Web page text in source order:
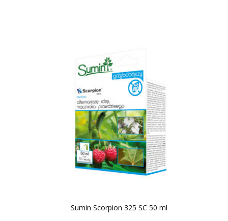
Sumin Scorpion 325 SC 50 ml